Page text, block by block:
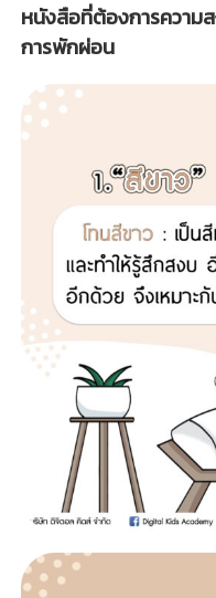
หนังสือที่ต้องการความ
การพักผ่อน